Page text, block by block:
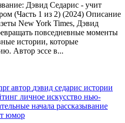
Дэвид Седарис - учит
(Часть 1 из 2) (2024) Описание
New York Times, Дэвид
повседневные моменты
истории, которые
Автор эссе в...
автор дэвид седарис истории
личное искусство нью-
начала рассказывание
юмор